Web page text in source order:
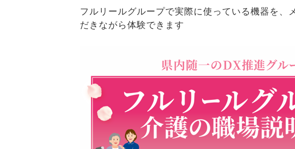
フルリールグループで実際に使っている機器を、
だきながら体験できます